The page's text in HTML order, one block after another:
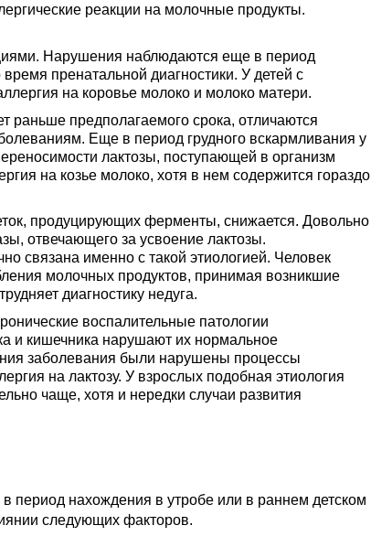
реакции на молочные продукты.
Нарушения наблюдаются еще в период
пренатальной диагностики. У детей с
на коровье молоко и молоко матери.
раньше предполагаемого срока, отличаются
Еще в период грудного вскармливания у
лактозы, поступающей в организм
на козье молоко, хотя в нем содержится гораздо
продуцирующих ферменты, снижается. Довольно
отвечающего за усвоение лактозы.
связана именно с такой этиологией. Человек
молочных продуктов, принимая возникшие
диагностику недуга.
воспалительные патологии
и кишечника нарушают их нормальное
заболевания были нарушены процессы
на лактозу. У взрослых подобная этиология
чаще, хотя и нередки случаи развития
период нахождения в утробе или в раннем детском
следующих факторов.